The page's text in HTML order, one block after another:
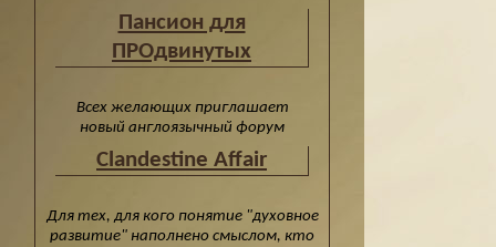
Пансион для
ПРОдвинутых
Всех желающих приглашает
новый англоязычный форум
Clandestine Affair
Для тех, для кого понятие "духовное
развитие" наполнено смыслом, кто